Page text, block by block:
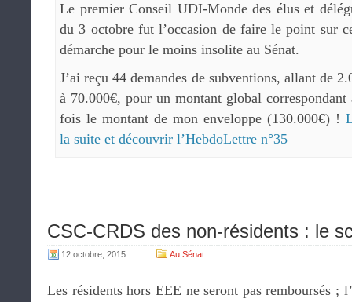
Le premier Conseil UDI-Monde des élus et
du 3 octobre fut l’occasion de faire le point sur
démarche pour le moins insolite au Sénat.
J’ai reçu 44 demandes de subventions, allant de
à 70.000€, pour un montant global correspondant
fois le montant de mon enveloppe (130.000€) !
la suite et découvrir l’HebdoLettre n°35
CSC-CRDS des non-résidents : le
12 octobre, 2015 Au Sénat
Les résidents hors EEE ne seront pas remboursés ;